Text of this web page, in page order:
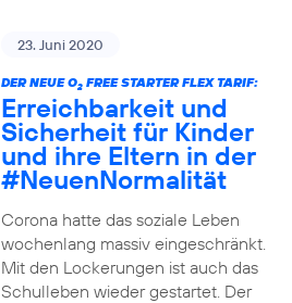
23. Juni 2020
DER NEUE O2FREE STARTER FLEX TARIF:
Erreichbarkeit und
Sicherheit für Kinder
und ihre Eltern in der
#NeuenNormalität
Corona hatte das soziale Leben
wochenlang massiv eingeschränkt.
Mit den Lockerungen ist auch das
Schulleben wieder gestartet. Der